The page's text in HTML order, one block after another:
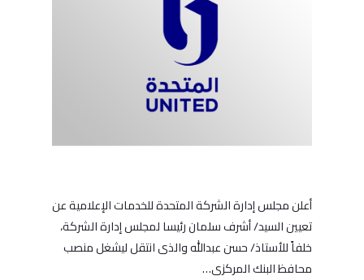
أعلن مجلس إدارة الشركة المتحدة للخدمات الإعلامية عن
تعيين السيد/ أشرف سلمان رئيسا لمجلس إدارة الشركة،
خلفاً للأستاذ/ حسن عبدالله والذى انتقل ليشغل منصب
محافظ البنك المركزى…